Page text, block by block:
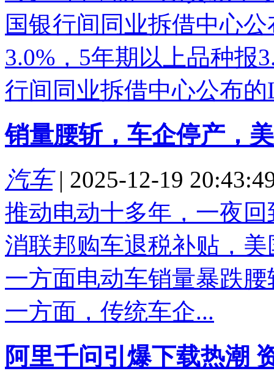
国银行间同业拆借中心
3.0%，5年期以上品种报
行间同业拆借中心公布的
销量腰斩，车企停产，
汽车| 2025-12-19
推动电动十多年，一夜
消联邦购车退税补贴，
一方面电动车销量暴跌
一方面，传统车企...
阿里千问引爆下载热潮